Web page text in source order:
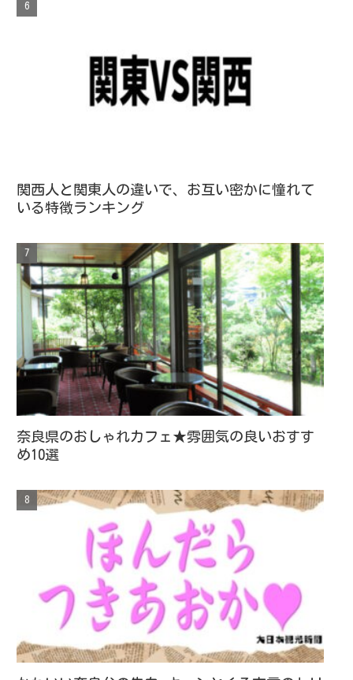
関西人と関東人の違いで、お互い密かに憧れて
いる特徴ランキング
奈良県のおしゃれカフェ★雰囲気の良いおすす
め10選